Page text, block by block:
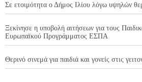
Σε ετοιμότητα ο Δήμος Ιλίου λόγω υψηλών
Ξεκίνησε η υποβολή αιτήσεων για τους
Ευρωπαϊκού Προγράμματος ΕΣΠΑ
Θερινό σινεμά για παιδιά και γονείς στις